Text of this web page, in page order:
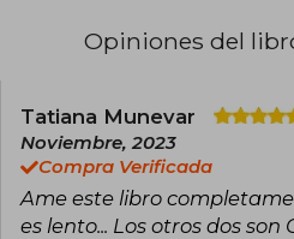
criminal y ciencia,
Su primera
Destripador, fue
comienzo así a una
que cosechó gran
fue su serie El reino
Opiniones del
Tatiana Munevar
Noviembre, 2023
Compra Verificada
Ame este libro
es lento... Los otros dos son